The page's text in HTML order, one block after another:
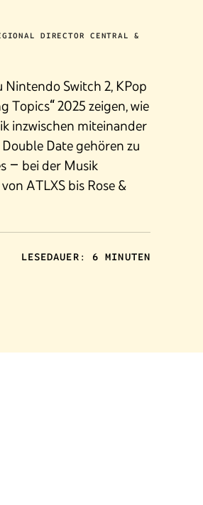
DIRECTOR CENTRAL &
Nintendo Switch 2, KPop
Topics“ 2025 zeigen, wie
inzwischen miteinander
Date gehören zu
– bei der Musik
ATLXS bis Rose &
LESEDAUER: 6 MINUTEN